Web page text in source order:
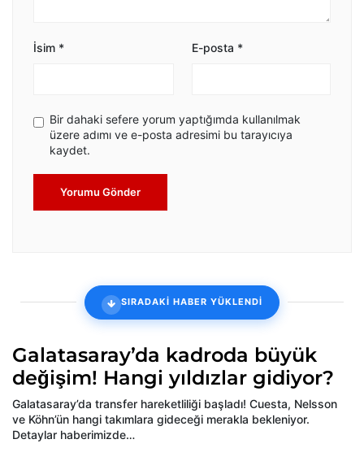
İsim * E-posta *
Bir dahaki sefere yorum yaptığımda kullanılmak
üzere adımı ve e-posta adresimi bu tarayıcıya
kaydet.
Yorumu Gönder
SIRADAKİ HABER YÜKLENDİ
Galatasaray’da kadroda büyük
değişim! Hangi yıldızlar gidiyor?
Galatasaray’da transfer hareketliliği başladı! Cuesta, Nelsson
ve Köhn’ün hangi takımlara gideceği merakla bekleniyor.
Detaylar haberimizde…